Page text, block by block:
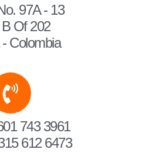
97A - 13
Of 202
Colombia
743 3961
612 6473